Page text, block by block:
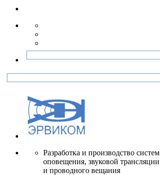
Разработка и производство систем
оповещения, звуковой трансляции
и проводного вещания